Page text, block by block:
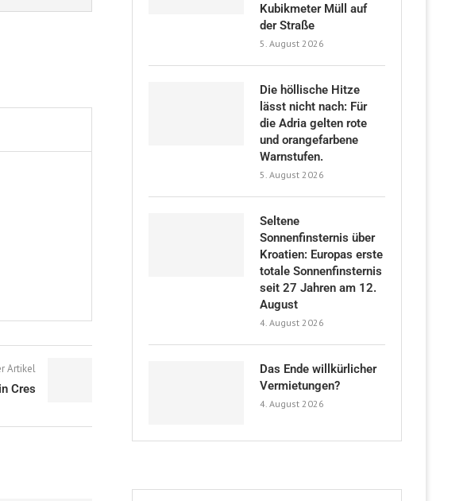
Artikel
Cres
Kubikmeter Müll auf
der Straße
5. August 2026
Die höllische Hitze
lässt nicht nach: Für
die Adria gelten rote
und orangefarbene
Warnstufen.
5. August 2026
Seltene
Sonnenfinsternis über
Kroatien: Europas erste
totale Sonnenfinsternis
seit 27 Jahren am 12.
August
4. August 2026
Das Ende willkürlicher
Vermietungen?
4. August 2026